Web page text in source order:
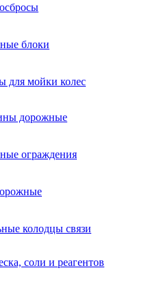
блоки
для мойки колес
дорожные
ограждения
колодцы связи
соли и реагентов